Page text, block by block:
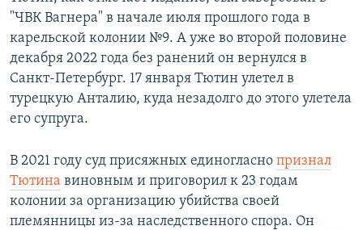
ELIFBE
УКРАИНСКАЯ ПРОБЛЕМА КРЫМА
Все сайты RFE/RL
"ЧВК Вагнера" в начале июля прошлого года в
карельской колонии №9. А уже во второй половине
декабря 2022 года без ранений он вернулся в
Санкт-Петербург. 17 января Тютин улетел в
турецкую Анталию, куда незадолго до этого улетела
его супруга.
В 2021 году суд присяжных единогласно признал
Тютина виновным и приговорил к 23 годам
колонии за организацию убийства своей
племянницы из-за наследственного спора. Он